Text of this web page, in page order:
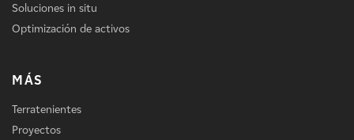
Soluciones in situ
Optimización de activos
MÁS
Terratenientes
Proyectos